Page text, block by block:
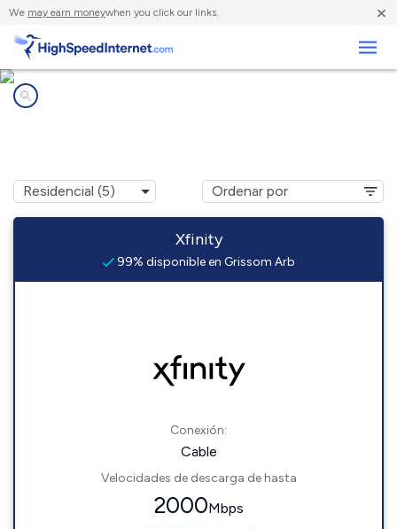
We may earn moneywhen you click our links. ×
Xfinity
99% disponible en Grissom Arb
Conexión:
Cable
Velocidades de descarga de hasta
2000Mbps